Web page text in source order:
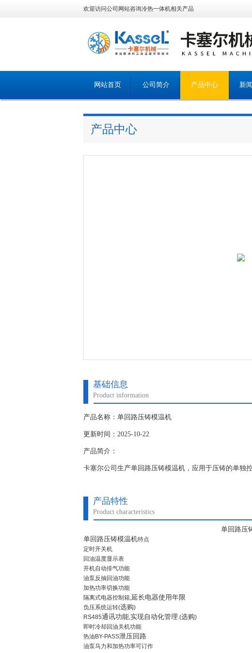
欢迎访问公司网站咨询冷热一体机相关产品
网站首页 公司简介 产品中心 新
产品中心
基础信息
Product information
产品名称：单回路压铸模温机
更新时间：2025-10-22
产品简介：
卡塞尔公司生产单回路压铸模温机，应用于压铸的单独
产品特性
Product characteristics
单回路压
单回路压铸模温机特点
定时开关机
回油温度显示表
开机自动排气功能
油泵反抽回油功能
加热功率切换功能
隔离式电器控制箱,延长电器使用年限
负压系统运转(选购)
RS485通讯功能,实现自动化管理.(选购)
即时冷却回油关机功能
热油BY-PASS泄压回路
油泵马力和加热功率可订作